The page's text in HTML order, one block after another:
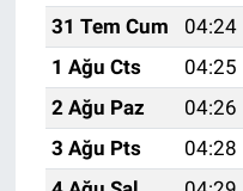
31 Tem Cum
04:24
1 Ağu Cts
04:25
2 Ağu Paz
04:26
3 Ağu Pts
04:28